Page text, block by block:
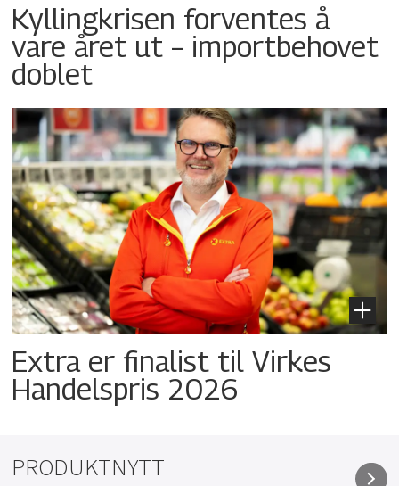
Kyllingkrisen forventes å
vare året ut – importbehovet
doblet
Extra er finalist til Virkes
Handelspris 2026
PRODUKTNYTT